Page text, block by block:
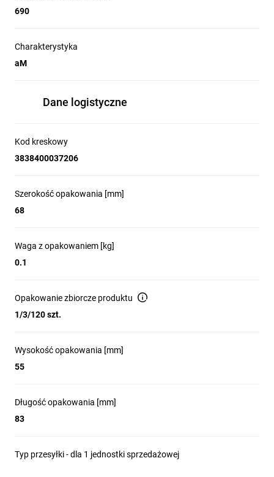
690
Charakterystyka
aM
Dane logistyczne
Kod kreskowy
3838400037206
Szerokość opakowania [mm]
68
Waga z opakowaniem [kg]
0.1
Opakowanie zbiorcze produktu
1/3/120 szt.
Wysokość opakowania [mm]
55
Długość opakowania [mm]
83
Typ przesyłki - dla 1 jednostki sprzedażowej